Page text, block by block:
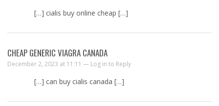
[…] cialis buy online cheap […]
CHEAP GENERIC VIAGRA CANADA
December 2, 2023 at 11:11 — Log in to Reply
[…] can buy cialis canada […]